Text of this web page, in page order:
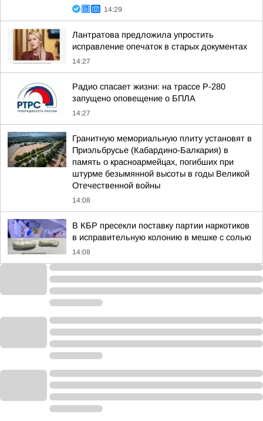
14:29
Лантратова предложила упростить
исправление опечаток в старых документах
14:27
Радио спасает жизни: на трассе Р-280
запущено оповещение о БПЛА
14:27
Гранитную мемориальную плиту установят в
Приэльбрусье (Кабардино-Балкария) в
память о красноармейцах, погибших при
штурме безымянной высоты в годы Великой
Отечественной войны
14:08
В КБР пресекли поставку партии наркотиков
в исправительную колонию в мешке с солью
14:08